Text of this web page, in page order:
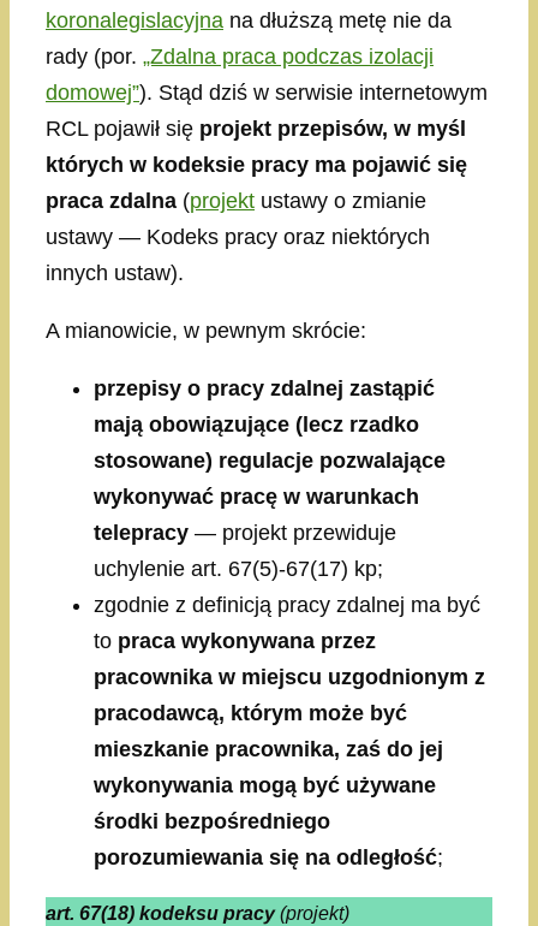
koronalegislacyjna na dłuższą metę nie da
rady (por. „Zdalna praca podczas izolacji
domowej”). Stąd dziś w serwisie internetowym
RCL pojawił się projekt przepisów, w myśl
których w kodeksie pracy ma pojawić się
praca zdalna (projekt ustawy o zmianie
ustawy — Kodeks pracy oraz niektórych
innych ustaw).
A mianowicie, w pewnym skrócie:
przepisy o pracy zdalnej zastąpić
mają obowiązujące (lecz rzadko
stosowane) regulacje pozwalające
wykonywać pracę w warunkach
telepracy — projekt przewiduje
uchylenie art. 67(5)-67(17) kp;
zgodnie z definicją pracy zdalnej ma być
to praca wykonywana przez
pracownika w miejscu uzgodnionym z
pracodawcą, którym może być
mieszkanie pracownika, zaś do jej
wykonywania mogą być używane
środki bezpośredniego
porozumiewania się na odległość;
art. 67(18) kodeksu pracy(projekt)